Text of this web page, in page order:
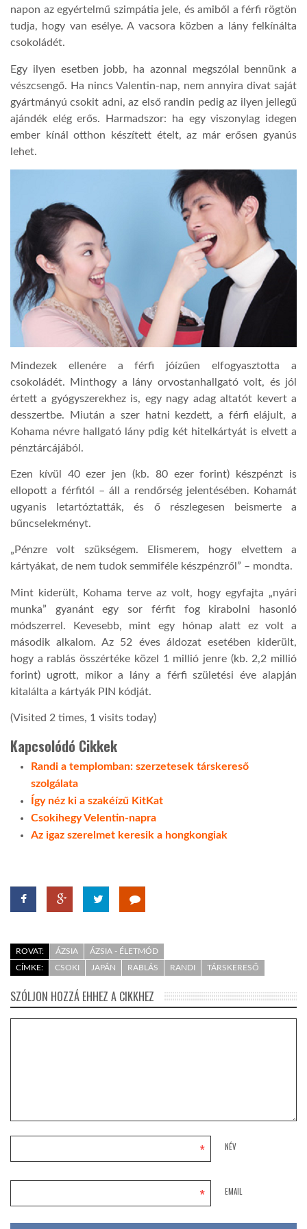
LATIMO.HU
GLOBOBOOK
napon az egyértelmű szimpátia jele, és amiből a férfi rögtön
tudja, hogy van esélye. A vacsora közben a lány felkínálta
csokoládét.
Egy ilyen esetben jobb, ha azonnal megszólal bennünk a
vészcsengő. Ha nincs Valentin-nap, nem annyira divat saját
gyártmányú csokit adni, az első randin pedig az ilyen jellegű
ajándék elég erős. Harmadszor: ha egy viszonylag idegen
ember kínál otthon készített ételt, az már erősen gyanús
lehet.
Mindezek ellenére a férfi jóízűen elfogyasztotta a
csokoládét. Minthogy a lány orvostanhallgató volt, és jól
értett a gyógyszerekhez is, egy nagy adag altatót kevert a
desszertbe. Miután a szer hatni kezdett, a férfi elájult, a
Kohama névre hallgató lány pdig két hitelkártyát is elvett a
pénztárcájából.
Ezen kívül 40 ezer jen (kb. 80 ezer forint) készpénzt is
ellopott a férfitól – áll a rendőrség jelentésében. Kohamát
ugyanis letartóztatták, és ő részlegesen beismerte a
bűncselekményt.
„Pénzre volt szükségem. Elismerem, hogy elvettem a
kártyákat, de nem tudok semmiféle készpénzről” – mondta.
Mint kiderült, Kohama terve az volt, hogy egyfajta „nyári
munka” gyanánt egy sor férfit fog kirabolni hasonló
módszerrel. Kevesebb, mint egy hónap alatt ez volt a
második alkalom. Az 52 éves áldozat esetében kiderült,
hogy a rablás összértéke közel 1 millió jenre (kb. 2,2 millió
forint) ugrott, mikor a lány a férfi születési éve alapján
kitalálta a kártyák PIN kódját.
(Visited 2 times, 1 visits today)
Kapcsolódó Cikkek
Randi a templomban: szerzetesek társkereső
szolgálata
Így néz ki a szakéízű KitKat
Csokihegy Velentin-napra
Az igaz szerelmet keresik a hongkongiak
ROVAT: ÁZSIA
ÁZSIA - ÉLETMÓD
CÍMKE:
CSOKI JAPÁN RABLÁS RANDI TÁRSKERESŐ
SZÓLJON HOZZÁ EHHEZ A CIKKHEZ
NÉV
*
EMAIL
*